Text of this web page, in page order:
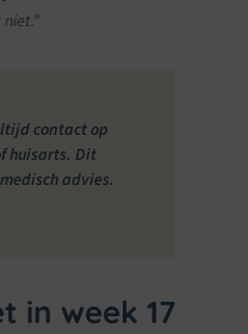
contact op
huisarts. Dit
advies.
in week 17